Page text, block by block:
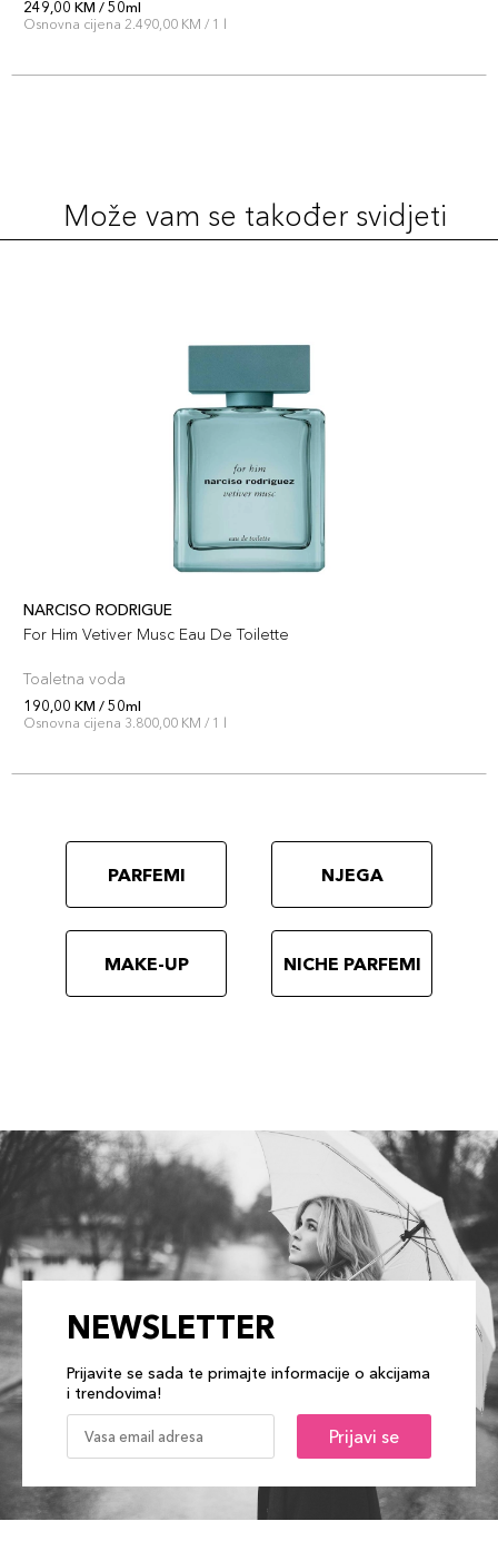
249,00 KM / 50ml
Osnovna cijena 2.490,00 KM / 1 l
Može vam se također svidjeti
NARCISO RODRIGUE
For Him Vetiver Musc Eau De Toilette
Toaletna voda
190,00 KM / 50ml
Osnovna cijena 3.800,00 KM / 1 l
PARFEMI NJEGA
MAKE-UP NICHE PARFEMI
NEWSLETTER
Prijavite se sada te primajte informacije o akcijama
i trendovima!
Prijavi se